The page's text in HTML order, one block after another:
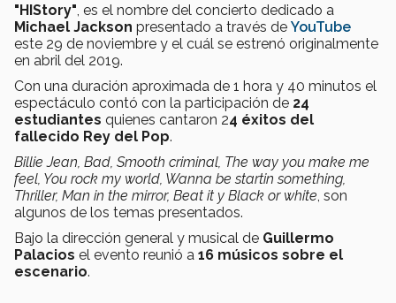
"HIStory" , es el nombre del concierto dedicado a
Michael Jackson presentado a través de YouTube
este 29 de noviembre y el cuál se estrenó originalmente
en abril del 2019.
Con una duración aproximada de 1 hora y 40 minutos el
espectáculo contó con la participación de 24
estudiantes quienes cantaron 24 éxitos del
fallecido Rey del Pop.
Billie Jean, Bad, Smooth criminal, The way you make me
feel, You rock my world, Wanna be startin something,
Thriller, Man in the mirror, Beat it y Black or white , son
algunos de los temas presentados.
Bajo la dirección general y musical de Guillermo
Palacios el evento reunió a 16 músicos sobre el
escenario.